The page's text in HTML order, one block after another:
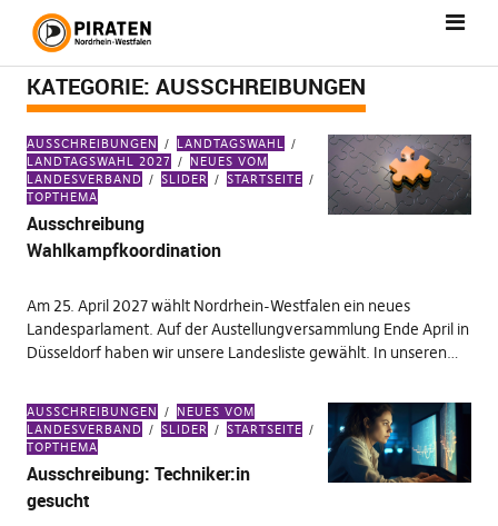
KATEGORIE: AUSSCHREIBUNGEN
AUSSCHREIBUNGEN
LANDTAGSWAHL
LANDTAGSWAHL 2027
NEUES VOM
LANDESVERBAND
SLIDER
STARTSEITE
TOPTHEMA
Ausschreibung
Wahlkampfkoordination
Am 25. April 2027 wählt Nordrhein-Westfalen ein neues
Landesparlament. Auf der Austellungversammlung Ende April in
Düsseldorf haben wir unsere Landesliste gewählt. In unseren…
AUSSCHREIBUNGEN
NEUES VOM
LANDESVERBAND
SLIDER
STARTSEITE
TOPTHEMA
Ausschreibung: Techniker:in
gesucht